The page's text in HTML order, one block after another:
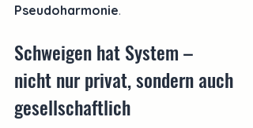
Pseudoharmonie.
Schweigen hat System –
nicht nur privat, sondern auch
gesellschaftlich